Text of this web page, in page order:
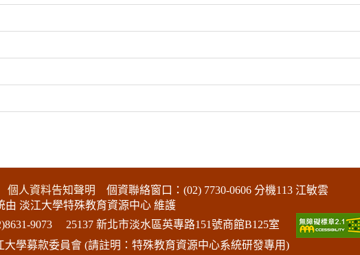
個人資料告知聲明 個資聯絡窗口：(02) 7730-0606 分機113 江敏雲
由 淡江大學特殊教育資源中心 維護
9073
25137 新北市淡水區英專路151號商館B125室
大學募款委員會 (請註明：特殊教育資源中心系統研發專用)